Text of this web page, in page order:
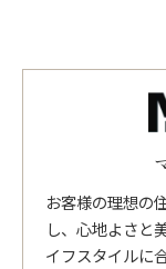
お客様の理想の
し、心地よさと
イフスタイルに